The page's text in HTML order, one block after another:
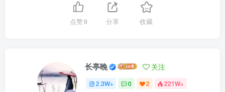
点赞8 分享 收藏
长亭晚 关注
2.3W+ 0 2 221W+